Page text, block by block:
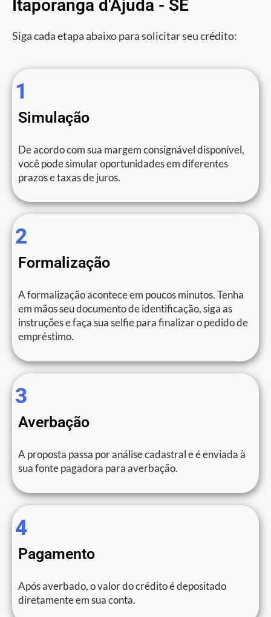
Itaporanga d'Ajuda - SE
Siga cada etapa abaixo para solicitar seu crédito:
1
Simulação
De acordo com sua margem consignável disponível,
você pode simular oportunidades em diferentes
prazos e taxas de juros.
2
Formalização
A formalização acontece em poucos minutos. Tenha
em mãos seu documento de identificação, siga as
instruções e faça sua selfie para finalizar o pedido de
empréstimo.
3
Averbação
A proposta passa por análise cadastral e é enviada à
sua fonte pagadora para averbação.
4
Pagamento
Após averbado, o valor do crédito é depositado
diretamente em sua conta.